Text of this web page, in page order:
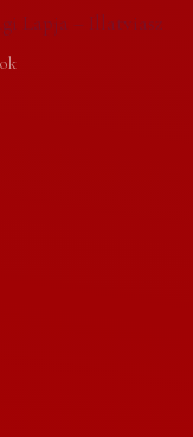
Lapja – Illatviasz